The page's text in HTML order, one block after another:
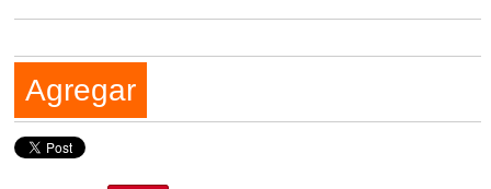
Agregar